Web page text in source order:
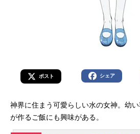
ポスト シェア
神界に住まう可愛らしい水の女神。幼
が作るご飯にも興味がある。